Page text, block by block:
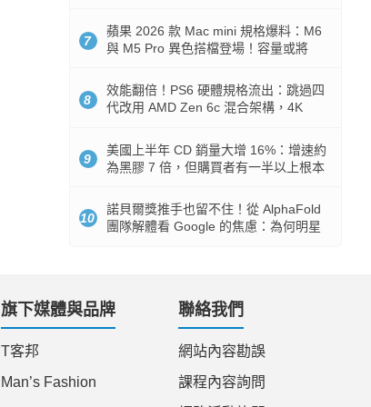
7
蘋果 2026 款 Mac mini 規格爆料：M6
與 M5 Pro 異色搭檔登場！容量或將
8
效能翻倍！PS6 硬體規格流出：跳過四
代改用 AMD Zen 6c 混合架構，4K
9
美國上半年 CD 銷量大增 16%：增速約
為黑膠 7 倍，但購買者有一半以上根本
10
諾貝爾獎推手也留不住！從 AlphaFold
團隊解體看 Google 的焦慮：為何明星
旗下媒體與品牌
T客邦
Man’s Fashion
聯絡我們
網站內容勘誤
課程內容詢問